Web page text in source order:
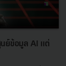
ย์ข้อมูล AI แต่